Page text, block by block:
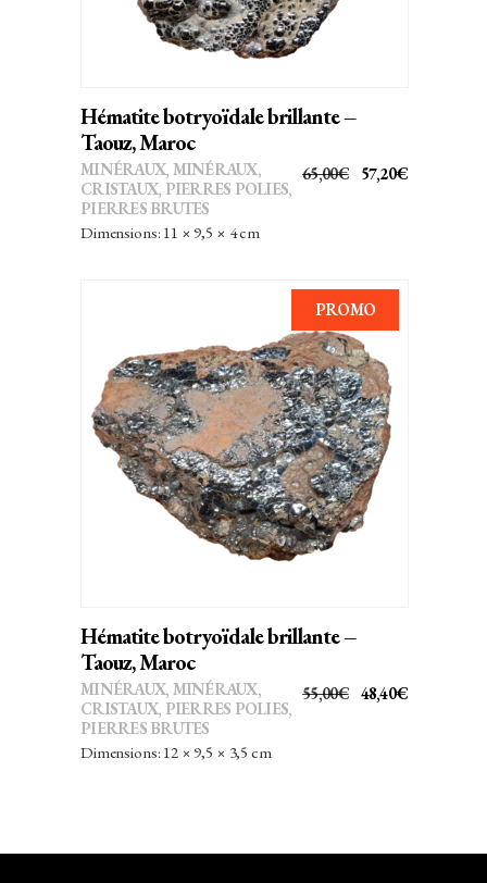
Hématite botryoïdale brillante –
Taouz, Maroc
65,00€
LE
65,00€.
57,20€LE
MINÉRAUX, MINÉRAUX,
CRISTAUX, PIERRES POLIES,
PIERRES BRUTES
Dimensions: 11 × 9,5 × 4 cm
PROMO
AJOUTER AU PANIER
Hématite botryoïdale brillante –
Taouz, Maroc
55,00€ LE
48,40€LE
MINÉRAUX, MINÉRAUX,
CRISTAUX, PIERRES POLIES,
PIERRES BRUTES
Dimensions: 12 × 9,5 × 3,5 cm